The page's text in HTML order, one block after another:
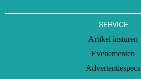
SERVICE
Artikel insturen
Evenementen
Advertentiespecs